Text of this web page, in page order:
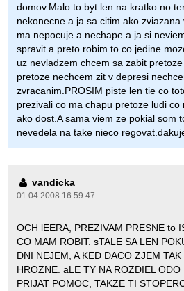
domov.Malo to byt len na kratko no
nekonecne a ja sa citim ako
ma nepocuje a nechape a ja si
spravit a preto robim to co jedine
uz nevladzem chcem sa zabit
pretoze nechcem zit v depresi
zvracanim.PROSIM piste len tie co
prezivali co ma chapu pretoze ludi
ako dost.A sama viem ze pokial som
nevedela na take nieco
vandicka
01.04.2008 16:59:47
OCH lEERA, PREZIVAM PRESNE to
CO MAM ROBIT. sTALE SA LEN
DNI NEJEM, A KED DACO ZJEM
HROZNE. aLE TY NA ROZDIEL ODO
PRIJAT POMOC, TAKZE TI